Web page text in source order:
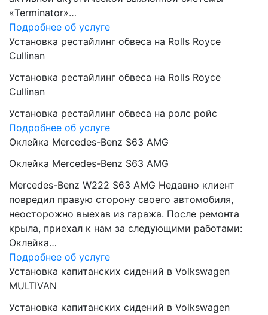
«Terminator»…
Подробнее об услуге
Установка рестайлинг обвеса на Rolls Royce
Cullinan
Установка рестайлинг обвеса на Rolls Royce
Cullinan
Установка рестайлинг обвеса на ролс ройс
Подробнее об услуге
Оклейка Mercedes-Benz S63 AMG
Оклейка Mercedes-Benz S63 AMG
Mercedes-Benz W222 S63 AMG Недавно клиент
повредил правую сторону своего автомобиля,
неосторожно выехав из гаража. После ремонта
крыла, приехал к нам за следующими работами:
Оклейка…
Подробнее об услуге
Установка капитанских сидений в Volkswagen
MULTIVAN
Установка капитанских сидений в Volkswagen